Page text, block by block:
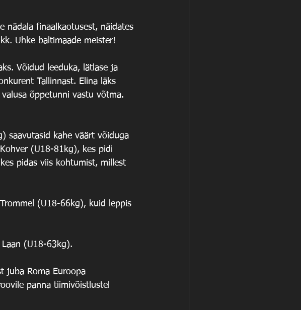
nädala finaalkaotusest, näidates
Uhke baltimaade meister!
Võidud leeduka, lätlase ja
Tallinnast. Elina läks
õppetunni vastu võtma.
saavutasid kahe väärt võiduga
(U18-81kg), kes pidi
pidas viis kohtumist, millest
(U18-66kg), kuid leppis
(U18-63kg).
juba Roma Euroopa
panna tiimivõistlustel